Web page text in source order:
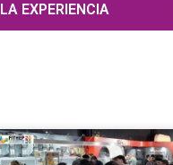
LA EXPERIENCIA